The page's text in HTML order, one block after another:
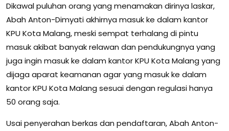
Dikawal puluhan orang yang menamakan dirinya laskar,
Abah Anton-Dimyati akhirnya masuk ke dalam kantor
KPU Kota Malang, meski sempat terhalang di pintu
masuk akibat banyak relawan dan pendukungnya yang
juga ingin masuk ke dalam kantor KPU Kota Malang yang
dijaga aparat keamanan agar yang masuk ke dalam
kantor KPU Kota Malang sesuai dengan regulasi hanya
50 orang saja.
Usai penyerahan berkas dan pendaftaran, Abah Anton-